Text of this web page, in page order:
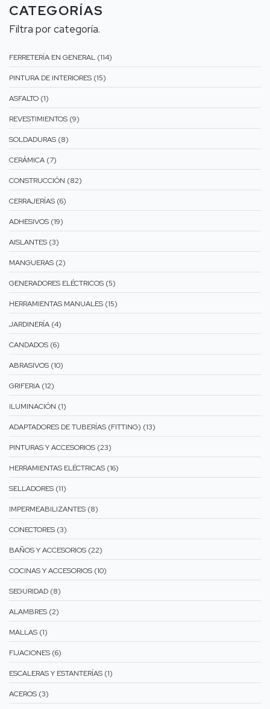
CATEGORÍAS
Filtra por categoría.
FERRETERÍA EN GENERAL (114)
PINTURA DE INTERIORES (15)
ASFALTO (1)
REVESTIMIENTOS (9)
SOLDADURAS (8)
CERÁMICA (7)
CONSTRUCCIÓN (82)
CERRAJERÍAS (6)
ADHESIVOS (19)
AISLANTES (3)
MANGUERAS (2)
GENERADORES ELÉCTRICOS (5)
HERRAMIENTAS MANUALES (15)
JARDINERÍA (4)
CANDADOS (6)
ABRASIVOS (10)
GRIFERIA (12)
ILUMINACIÓN (1)
ADAPTADORES DE TUBERÍAS (FITTING) (13)
PINTURAS Y ACCESORIOS (23)
HERRAMIENTAS ELÉCTRICAS (16)
SELLADORES (11)
IMPERMEABILIZANTES (8)
CONECTORES (3)
BAÑOS Y ACCESORIOS (22)
COCINAS Y ACCESORIOS (10)
SEGURIDAD (8)
ALAMBRES (2)
MALLAS (1)
FIJACIONES (6)
ESCALERAS Y ESTANTERÍAS (1)
ACEROS (3)